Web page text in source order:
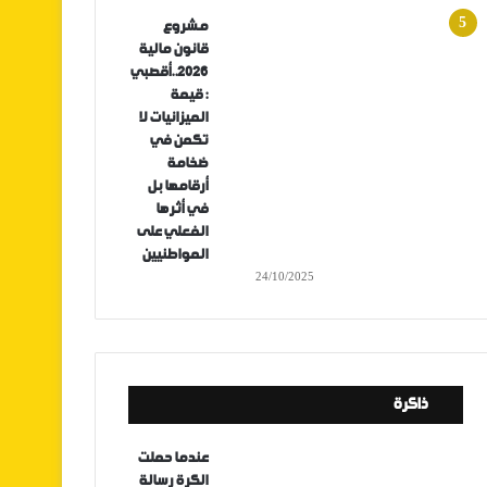
مشروع
قانون مالية
2026..أقصبي
: قيمة
الميزانيات لا
تكمن في
ضخامة
أرقامها بل
في أثرها
الفعلي على
المواطنيين
24/10/2025
ذاكرة
عندما حملت
الكرة رسالة